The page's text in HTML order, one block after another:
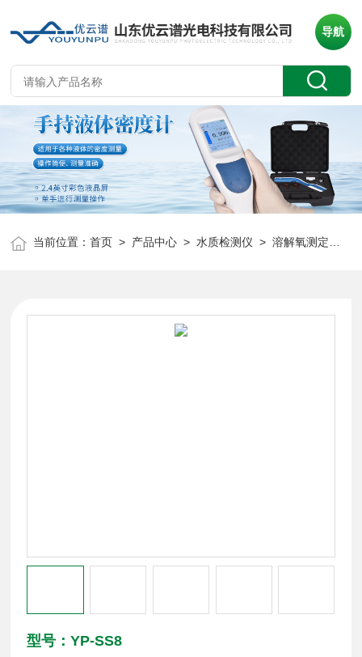
导航
当前位置：首页 > 产品中心 >水质检测仪 >溶解氧测定仪
型号：YP-SS8